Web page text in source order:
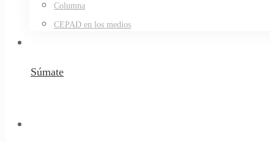
Columna
CEPAD en los medios
Súmate